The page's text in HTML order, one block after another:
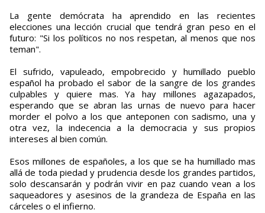
La gente demócrata ha aprendido en las recientes
elecciones una lección crucial que tendrá gran peso en el
futuro: "Si los políticos no nos respetan, al menos que nos
teman".
El sufrido, vapuleado, empobrecido y humillado pueblo
español ha probado el sabor de la sangre de los grandes
culpables y quiere mas. Ya hay millones agazapados,
esperando que se abran las urnas de nuevo para hacer
morder el polvo a los que anteponen con sadismo, una y
otra vez, la indecencia a la democracia y sus propios
intereses al bien común.
Esos millones de españoles, a los que se ha humillado mas
allá de toda piedad y prudencia desde los grandes partidos,
solo descansarán y podrán vivir en paz cuando vean a los
saqueadores y asesinos de la grandeza de España en las
cárceles o el infierno.